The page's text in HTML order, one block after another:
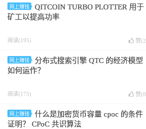
网上赚钱
QITCOIN TURBO PLOTTER 用于
矿工以提高功率
阅读(195) 赞(2
网上赚钱
分布式搜索引擎 QTC 的经济模型
如何运作？
阅读(175) 赞(0
网上赚钱
什么是加密货币容量 cpoc 的条件
证明？ CPoC 共识算法